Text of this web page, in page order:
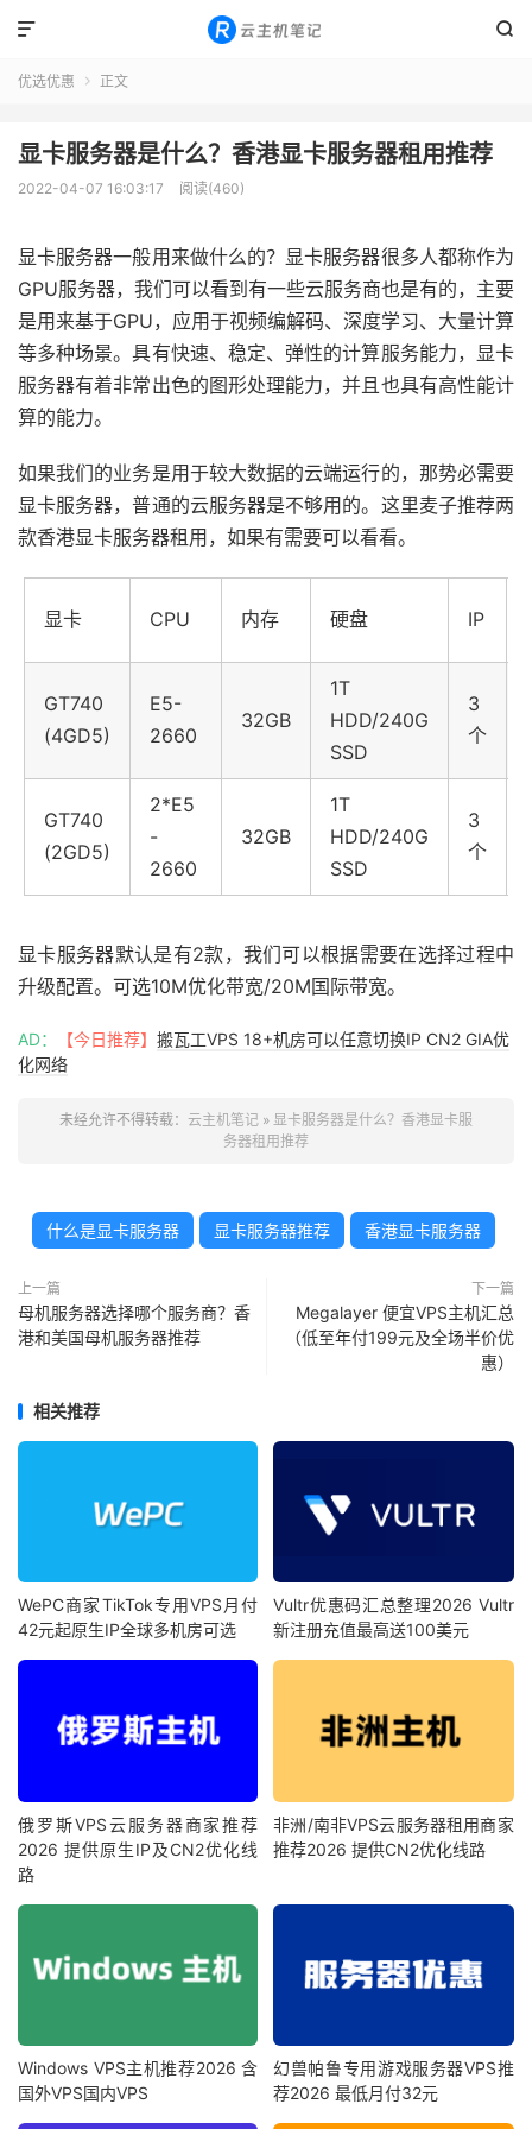


优选优惠  正文
显卡服务器是什么？香港显卡服务器租用推荐
2022-04-07 16:03:17 阅读(460)
显卡服务器一般用来做什么的？显卡服务器很多人都称作为
GPU服务器，我们可以看到有一些云服务商也是有的，主要
是用来基于GPU，应用于视频编解码、深度学习、大量计算
等多种场景。具有快速、稳定、弹性的计算服务能力，显卡
服务器有着非常出色的图形处理能力，并且也具有高性能计
算的能力。
如果我们的业务是用于较大数据的云端运行的，那势必需要
显卡服务器，普通的云服务器是不够用的。这里麦子推荐两
款香港显卡服务器租用，如果有需要可以看看。
显卡 CPU 内存 硬盘 IP
GT740
(4GD5)
E5-
2660
32GB
1T
HDD/240G
SSD
3
个
GT740
(2GD5)
2*E5
-
2660
32GB
1T
HDD/240G
SSD
3
个
显卡服务器默认是有2款，我们可以根据需要在选择过程中
升级配置。可选10M优化带宽/20M国际带宽。
AD： 【今日推荐】 搬瓦工VPS 18+机房可以任意切换IP CN2 GIA优
化网络
未经允许不得转载： 云主机笔记 » 显卡服务器是什么？香港显卡服
务器租用推荐
什么是显卡服务器 显卡服务器推荐 香港显卡服务器
上一篇
母机服务器选择哪个服务商？香
港和美国母机服务器推荐
下一篇
Megalayer 便宜VPS主机汇总
（低至年付199元及全场半价优
惠）
相关推荐
WePC商家TikTok专用VPS月付
42元起原生IP全球多机房可选
Vultr优惠码汇总整理2026 Vultr
新注册充值最高送100美元
俄罗斯VPS云服务器商家推荐
2026 提供原生IP及CN2优化线
路
非洲/南非VPS云服务器租用商家
推荐2026 提供CN2优化线路
Windows VPS主机推荐2026 含
国外VPS国内VPS
幻兽帕鲁专用游戏服务器VPS推
荐2026 最低月付32元